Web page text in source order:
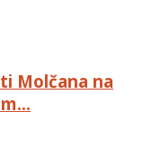
Molčana na